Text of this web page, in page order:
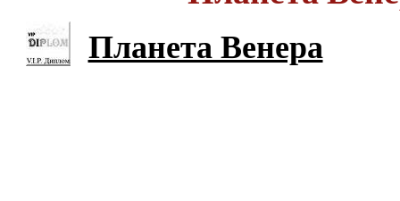
Планета Венера